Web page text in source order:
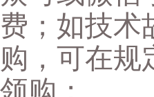
费；如技术
购，可在规
领购；